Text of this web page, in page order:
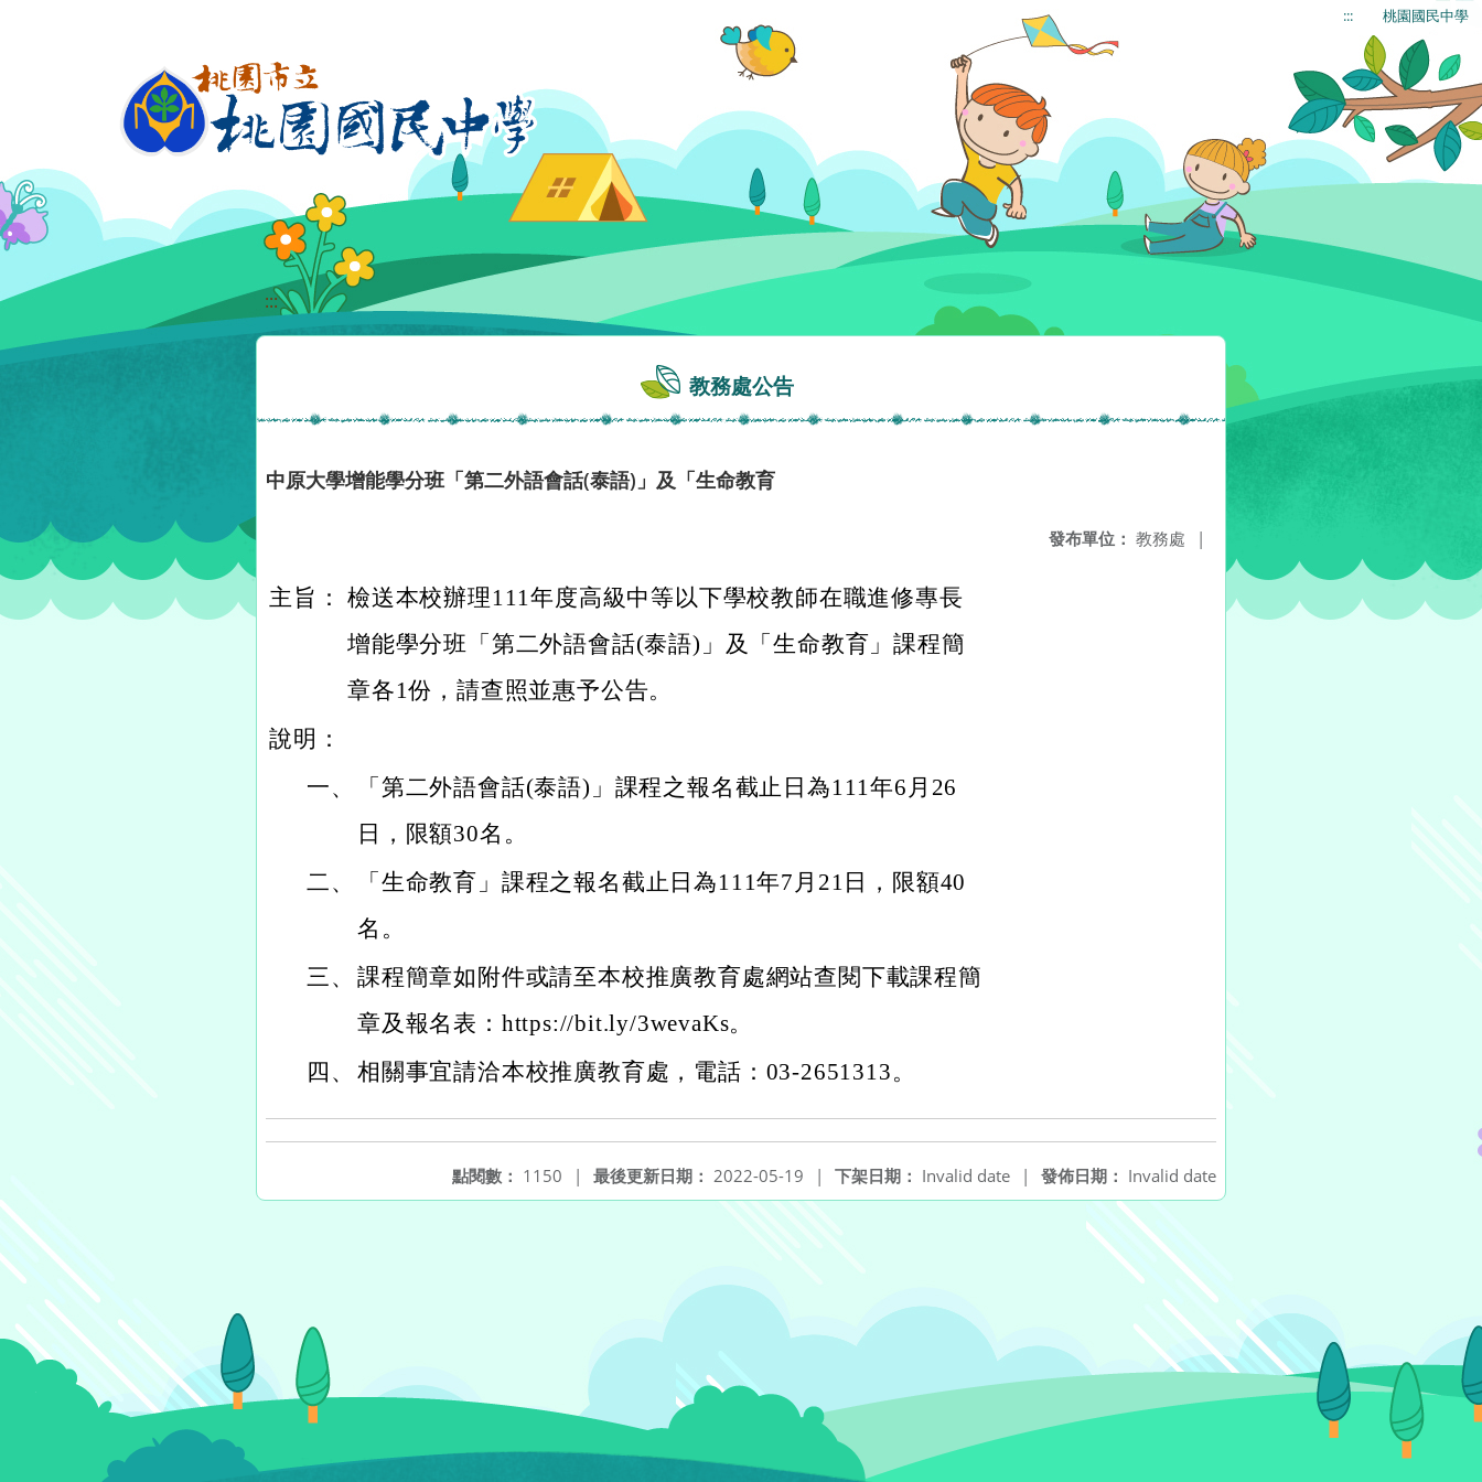
::: 桃園國民中學
:::
教務處公告
中原大學增能學分班「第二外語會話(泰語)」及「生命教育
發布單位： 教務處 |
主旨：
檢送本校辦理111年度高級中等以下學校教師在職進修專長
增能學分班「第二外語會話(泰語)」及「生命教育」課程簡
章各1份，請查照並惠予公告。
說明：
一、
「第二外語會話(泰語)」課程之報名截止日為111年6月26
日，限額30名。
二、
「生命教育」課程之報名截止日為111年7月21日，限額40
名。
三、 課程簡章如附件或請至本校推廣教育處網站查閱下載課程簡
章及報名表：https://bit.ly/3wevaKs。
四、 相關事宜請洽本校推廣教育處，電話：03-2651313。
發佈日期： Invalid date
下架日期： Invalid date |
最後更新日期： 2022-05-19 |
點閱數： 1150 |